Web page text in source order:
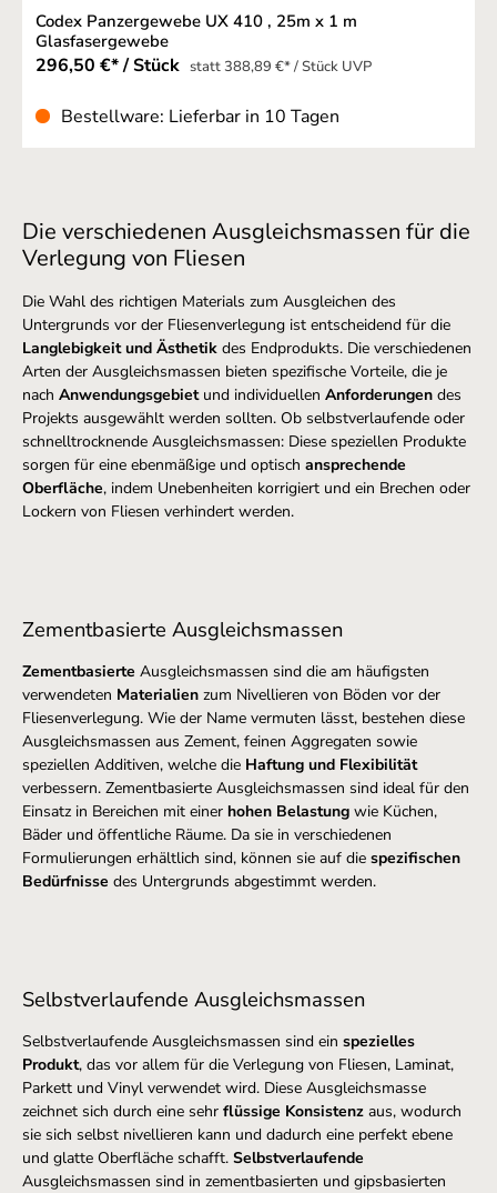
Codex Panzergewebe UX 410 , 25m x 1 m
Glasfasergewebe
296,50 €* / Stück statt 388,89 €* / Stück UVP
Bestellware: Lieferbar in 10 Tagen
Die verschiedenen Ausgleichsmassen für die
Verlegung von Fliesen
Die Wahl des richtigen Materials zum Ausgleichen des
Untergrunds vor der Fliesenverlegung ist entscheidend für die
Langlebigkeit und Ästhetik des Endprodukts. Die verschiedenen
Arten der Ausgleichsmassen bieten spezifische Vorteile, die je
nach Anwendungsgebietund individuellen Anforderungen des
Projekts ausgewählt werden sollten. Ob selbstverlaufende oder
schnelltrocknende Ausgleichsmassen: Diese speziellen Produkte
sorgen für eine ebenmäßige und optisch ansprechende
Oberfläche, indem Unebenheiten korrigiert und ein Brechen oder
Lockern von Fliesen verhindert werden.
Zementbasierte Ausgleichsmassen
Zementbasierte Ausgleichsmassen sind die am häufigsten
verwendeten Materialien zum Nivellieren von Böden vor der
Fliesenverlegung. Wie der Name vermuten lässt, bestehen diese
Ausgleichsmassen aus Zement, feinen Aggregaten sowie
speziellen Additiven, welche die Haftung und Flexibilität
verbessern. Zementbasierte Ausgleichsmassen sind ideal für den
Einsatz in Bereichen mit einer hohen Belastung wie Küchen,
Bäder und öffentliche Räume. Da sie in verschiedenen
Formulierungen erhältlich sind, können sie auf die spezifischen
Bedürfnisse des Untergrunds abgestimmt werden.
Selbstverlaufende Ausgleichsmassen
Selbstverlaufende Ausgleichsmassen sind ein spezielles
Produkt, das vor allem für die Verlegung von Fliesen, Laminat,
Parkett und Vinyl verwendet wird. Diese Ausgleichsmasse
zeichnet sich durch eine sehr flüssige Konsistenz aus, wodurch
sie sich selbst nivellieren kann und dadurch eine perfekt ebene
und glatte Oberfläche schafft. Selbstverlaufende
Ausgleichsmassen sind in zementbasierten und gipsbasierten